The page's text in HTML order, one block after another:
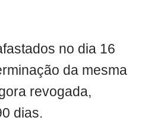
no dia 16
da mesma
revogada,
dias.